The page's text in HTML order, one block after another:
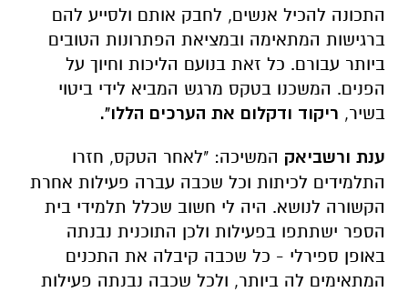
התכונה להכיל אנשים, לחבק אותם ולסייע להם
ברגישות המתאימה ובמציאת הפתרונות הטובים
ביותר עבורם. כל זאת בנועם הליכות וחיוך על
הפנים. המשכנו בטקס מרגש המביא לידי ביטוי
בשיר, ריקוד ודקלום את הערכים הללו".
ענת ורשביאק המשיכה: "לאחר הטקס, חזרו
התלמידים לכיתות וכל שכבה עברה פעילות אחרת
הקשורה לנושא. היה לי חשוב שכלל תלמידי בית
הספר ישתתפו בפעילות ולכן התוכנית נבנתה
באופן ספירלי - כל שכבה קיבלה את התכנים
המתאימים לה ביותר, ולכל שכבה נבנתה פעילות